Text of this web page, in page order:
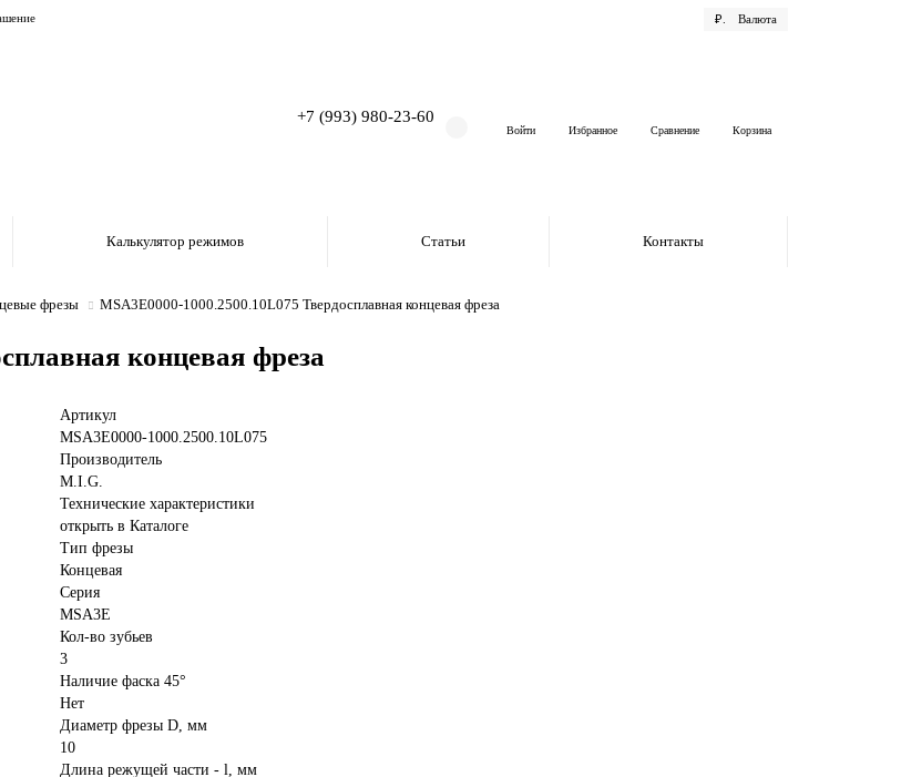
₽. Валюта
+7 (993) 980-23-60
Войти Избранное Сравнение Корзина
Калькулятор режимов Статьи Контакты
фрезы MSA3E0000-1000.2500.10L075 Твердосплавная концевая фреза
концевая фреза
Артикул
MSA3E0000-1000.2500.10L075
Производитель
M.I.G.
Технические характеристики
открыть в Каталоге
Тип фрезы
Концевая
Серия
MSA3E
Кол-во зубьев
3
Наличие фаска 45°
Нет
Диаметр фрезы D, мм
10
Длина режущей части - l, мм